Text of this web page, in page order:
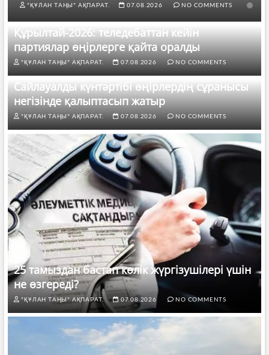
"ҚҰЛАН ТАҢЫ" АҚПАРАТ. 07.08.2026 NO COMMENTS
Құрылтай-2026: теледебаттан кейін
партиялар өңірлерге қайта оралды
"ҚҰЛАН ТАҢЫ" АҚПАРАТ. 07.08.2026 NO COMMENTS
Сайлауалды күнтәртібі өңірлердің сұранысы
негізінде қалыптасып жатыр
"ҚҰЛАН ТАҢЫ" АҚПАРАТ. 07.08.2026 NO COMMENTS
25 тамыздан бастап көлік жүргізушілері үшін
не өзгереді?
"ҚҰЛАН ТАҢЫ" АҚПАРАТ. 07.08.2026 NO COMMENTS